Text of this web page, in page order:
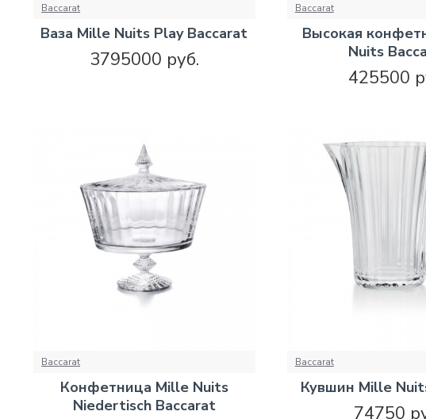
Baccarat
Ваза Mille Nuits Play Baccarat
3795000 руб.
Baccarat
Высокая
Nuits
425500
Baccarat
Конфетница Mille Nuits
Niedertisch Baccarat
Baccarat
Кувшин Mille
74750